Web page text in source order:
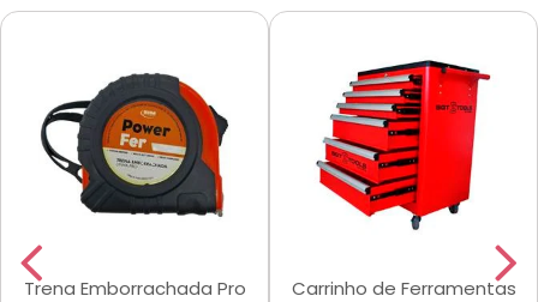
Trena Emborrachada Pro
Carrinho de Ferramentas